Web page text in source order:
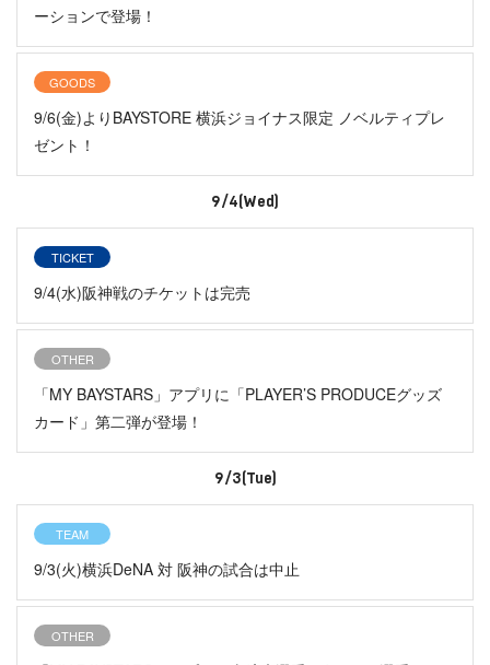
ーションで登場！
GOODS
9/6(金)よりBAYSTORE 横浜ジョイナス限定 ノベルティプレ
ゼント！
9/4(Wed)
TICKET
9/4(水)阪神戦のチケットは完売
OTHER
「MY BAYSTARS」アプリに「PLAYER’S PRODUCEグッズ
カード」第二弾が登場！
9/3(Tue)
TEAM
9/3(火)横浜DeNA 対 阪神の試合は中止
OTHER